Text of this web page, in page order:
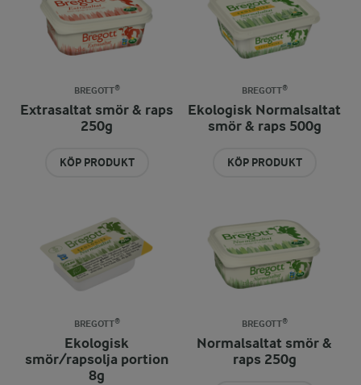
BREGOTT®
Extrasaltat smör & raps
250g
KÖP PRODUKT
BREGOTT®
Ekologisk Normalsaltat
smör & raps 500g
KÖP PRODUKT
BREGOTT®
Ekologisk
smör/rapsolja portion
8g
BREGOTT®
Normalsaltat smör &
raps 250g